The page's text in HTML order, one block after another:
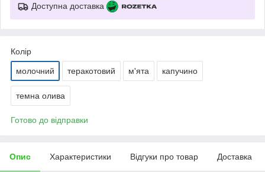
Доступна доставка
Колір
молочний теракотовий м'ята капучино
темна олива
Готово до відправки
Опис Характеристики Відгуки про товар Доставка